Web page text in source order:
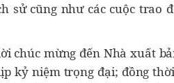
sử cũng như các cuộc trao
chúc mừng đến Nhà xuất
kỷ niệm trọng đại; đồng